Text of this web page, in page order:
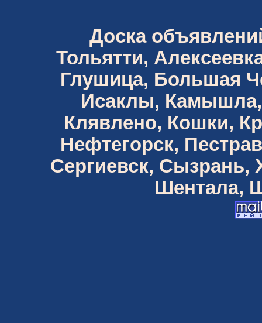
Доска
Тольятти,
Глушица, Большая
Исаклы, Камышла,
Клявлено, Кошки,
Нефтегорск,
Сергиевск,
Шентала,